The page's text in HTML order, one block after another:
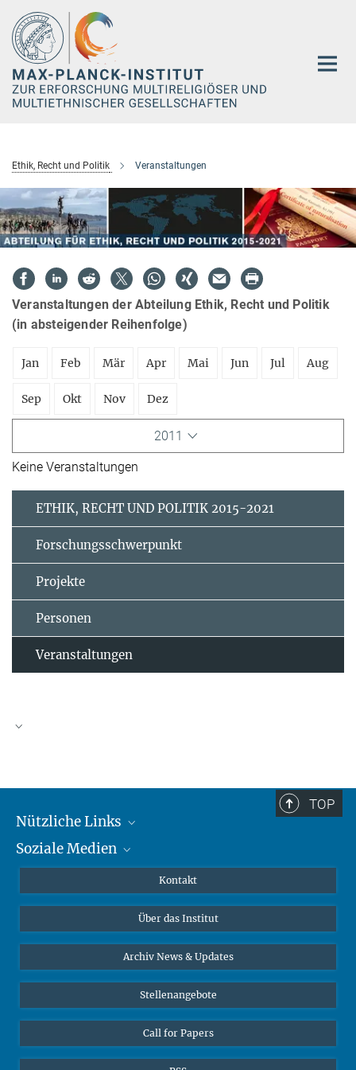
Hauptinhalt
Ethik, Recht und Politik Veranstaltungen
Veranstaltungen der Abteilung Ethik, Recht und Politik
(in absteigender Reihenfolge)
Jan Feb Mär Apr Mai Jun Jul Aug
Sep Okt Nov Dez
2011
Keine Veranstaltungen
ETHIK, RECHT UND POLITIK 2015-2021
Forschungsschwerpunkt
Projekte
Personen
Veranstaltungen
TOP
Nützliche Links
MMG Alumni Corner
Online-Vorträge
Interviews zum Thema "Diversity"
Soziale Medien
Bluesky
Kontakt
Über das Institut
Archiv News & Updates
Stellenangebote
Call for Papers